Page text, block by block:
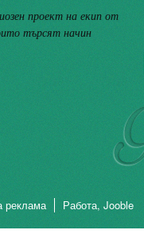
проект на екип от
търсят начин
реклама Работа, Jooble